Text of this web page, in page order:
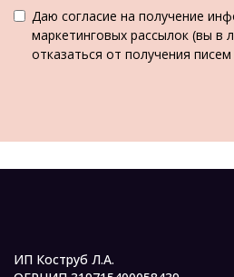
Даю согласие на получение
маркетинговых рассылок (вы
отказаться от получения
ИП Коструб Л.А.